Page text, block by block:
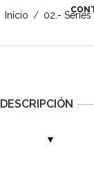
Inicio / 02.- Series
DESCRIPCIÓN